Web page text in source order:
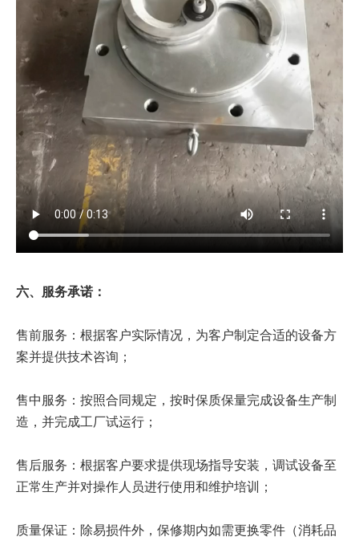
六、服务承诺：
售前服务：根据客户实际情况，为客户制定合适的设备方
案并提供技术咨询；
售中服务：按照合同规定，按时保质保量完成设备生产制
造，并完成工厂试运行；
售后服务：根据客户要求提供现场指导安装，调试设备至
正常生产并对操作人员进行使用和维护培训；
质量保证：除易损件外，保修期内如需更换零件（消耗品